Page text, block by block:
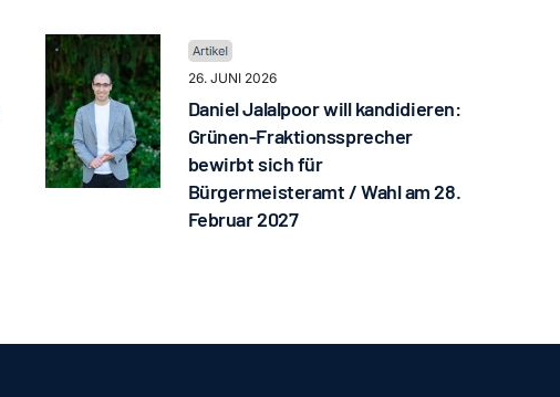
26. JUNI 2026
Daniel Jalalpoor will kandidieren:
Grünen-Fraktionssprecher
bewirbt sich für
Bürgermeisteramt / Wahl am 28.
Februar 2027